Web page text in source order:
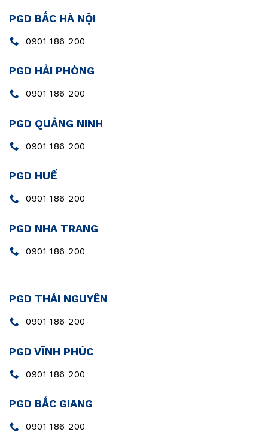
PGD BẮC HÀ NỘI
0901 186 200
PGD HẢI PHÒNG
0901 186 200
PGD QUẢNG NINH
0901 186 200
PGD HUẾ
0901 186 200
PGD NHA TRANG
0901 186 200
PGD THÁI NGUYÊN
0901 186 200
PGD VĨNH PHÚC
0901 186 200
PGD BẮC GIANG
0901 186 200